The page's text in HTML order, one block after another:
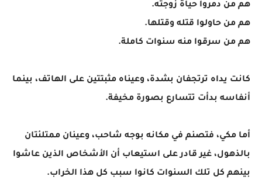
هم من دمروا حياة زوجته.
هم من حاولوا قتله وقتلها.
هم من سرقوا منه سنوات كاملة.
كانت يداه ترتجفان بشدة، وعيناه مثبتتين على الهاتف، بينما
أنفاسه بدأت تتسارع بصورة مخيفة.
أما مكي، فتصنم في مكانه بوجه شاحب، وعينان ممتلئتان
بالذهول، غير قادر على استيعاب أن الأشخاص الذين عاشوا
بينهم كل تلك السنوات كانوا سبب كل هذا الخراب.